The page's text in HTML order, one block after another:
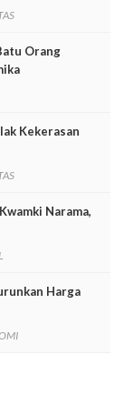
Orang
Kekerasan
Narama,
Harga